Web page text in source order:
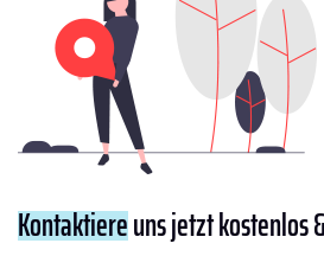
Kontaktiereuns jetzt kostenlos